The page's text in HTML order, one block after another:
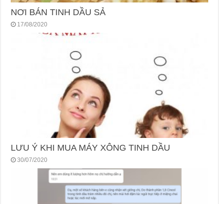
NƠI BÁN TINH DẦU SẢ
17/08/2020
LƯU Ý KHI MUA MÁY XÔNG TINH DẦU
30/07/2020